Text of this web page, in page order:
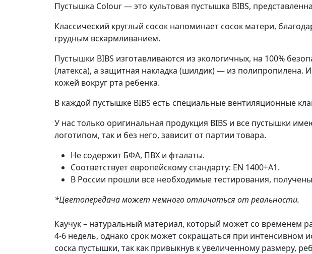
Пустышка Colour — это культовая пустышка BIBS,
Классический круглый сосок напоминает сосок матери,
грудным вскармливанием.
Пустышки BIBS изготавливаются из экологичных, на 100%
(латекса), а защитная накладка (шилдик) — из полипропилена.
кожей вокруг рта ребенка.
В каждой пустышке BIBS есть специальные вентиляционные
У нас только оригинальная продукция BIBS и все пустышки
логотипом, так и без него, зависит от партии товара.
Не содержит БФА, ПВХ и фталаты.
Соответствует европейскому стандарту: EN 1400+A1.
В России прошли все необходимые тестирования,
*Цветопередача может немного отличаться от реальности.
Каучук – натуральный материал, который может со временем
4-6 недель, однако срок может сокращаться при
соска пустышки, так как привыкнув к увеличенному размеру,